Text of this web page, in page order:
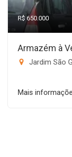
R$ 650.000
Armazém à
Jardim São
Mais